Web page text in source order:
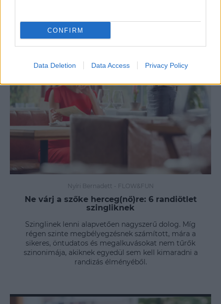
CONFIRM
Data Deletion Data Access Privacy Policy
Nyíri Bernadett - FLOW&FUN
Ne várj a szőke herceg(nő)re: 6 randiötlet
szingliknek
Szinglinek lenni alapvetően nagyszerű dolog. Míg
régen szinte megbélyegzésnek számított, mára a
sikeres, öntudatos és megalkuvásokat nem tűrők
szinonimája, akiknek egyedül sem kell kimaradni a
randizás élményéből.